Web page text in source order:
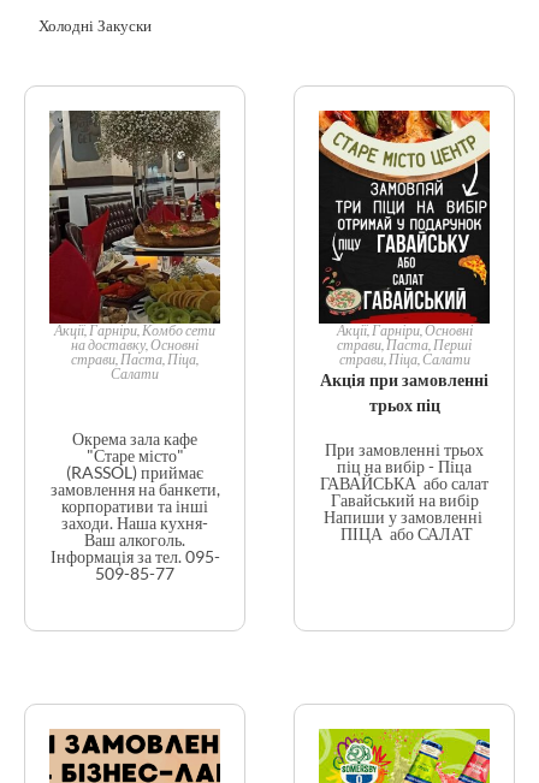
Холодні Закуски
Акції,Гарніри,Комбо сети
на доставку,Основні
страви,Паста,Піца,
Салати
Окрема зала кафе
"Старе місто"
(RASSOL) приймає
замовлення на банкети,
корпоративи та інші
заходи. Наша кухня-
Ваш алкоголь.
Інформація за тел. 095-
509-85-77
Акції,Гарніри,Основні
страви,Паста,Перші
страви,Піца,Салати
Акція при замовленні
трьох піц
При замовленні трьох
піц на вибір - Піца
ГАВАЙСЬКА або салат
Гавайський на вибір
Напиши у замовленні
ПІЦА або САЛАТ